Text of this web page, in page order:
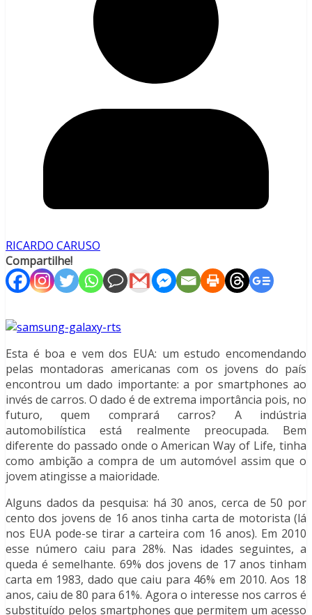
RICARDO CARUSO
Compartilhe!
Esta é boa e vem dos EUA: um estudo encomendando
pelas montadoras americanas com os jovens do país
encontrou um dado importante: a por smartphones ao
invés de carros. O dado é de extrema importância pois, no
futuro, quem comprará carros? A indústria
automobilística está realmente preocupada. Bem
diferente do passado onde o American Way of Life, tinha
como ambição a compra de um automóvel assim que o
jovem atingisse a maioridade.
Alguns dados da pesquisa: há 30 anos, cerca de 50 por
cento dos jovens de 16 anos tinha carta de motorista (lá
nos EUA pode-se tirar a carteira com 16 anos). Em 2010
esse número caiu para 28%. Nas idades seguintes, a
queda é semelhante. 69% dos jovens de 17 anos tinham
carta em 1983, dado que caiu para 46% em 2010. Aos 18
anos, caiu de 80 para 61%. Agora o interesse nos carros é
substituído pelos smartphones que permitem um acesso